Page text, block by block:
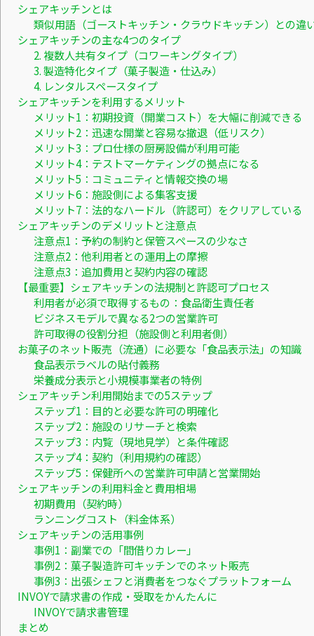
シェアキッチンとは
類似用語（ゴーストキッチン・クラウドキッチン）との違
シェアキッチンの主な4つのタイプ
2. 複数人共有タイプ（コワーキングタイプ）
3. 製造特化タイプ（菓子製造・仕込み）
4. レンタルスペースタイプ
シェアキッチンを利用するメリット
メリット1：初期投資（開業コスト）を大幅に削減できる
メリット2：迅速な開業と容易な撤退（低リスク）
メリット3：プロ仕様の厨房設備が利用可能
メリット4：テストマーケティングの拠点になる
メリット5：コミュニティと情報交換の場
メリット6：施設側による集客支援
メリット7：法的なハードル（許認可）をクリアしている
シェアキッチンのデメリットと注意点
注意点1：予約の制約と保管スペースの少なさ
注意点2：他利用者との運用上の摩擦
注意点3：追加費用と契約内容の確認
【最重要】シェアキッチンの法規制と許認可プロセス
利用者が必須で取得するもの：食品衛生責任者
ビジネスモデルで異なる2つの営業許可
許可取得の役割分担（施設側と利用者側）
お菓子のネット販売（流通）に必要な「食品表示法」の知識
食品表示ラベルの貼付義務
栄養成分表示と小規模事業者の特例
シェアキッチン利用開始までの5ステップ
ステップ1：目的と必要な許可の明確化
ステップ2：施設のリサーチと検索
ステップ3：内覧（現地見学）と条件確認
ステップ4：契約（利用規約の確認）
ステップ5：保健所への営業許可申請と営業開始
シェアキッチンの利用料金と費用相場
初期費用（契約時）
ランニングコスト（料金体系）
シェアキッチンの活用事例
事例1：副業での「間借りカレー」
事例2：菓子製造許可キッチンでのネット販売
事例3：出張シェフと消費者をつなぐプラットフォーム
INVOYで請求書の作成・受取をかんたんに
INVOYで請求書管理
まとめ